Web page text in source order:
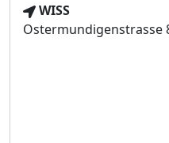
r
z
V
e
WISS
Ostermundigenstrasse